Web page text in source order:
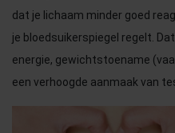
dat je lichaam minder goed
je bloedsuikerspiegel regelt.
energie, gewichtstoename
een verhoogde aanmaak van